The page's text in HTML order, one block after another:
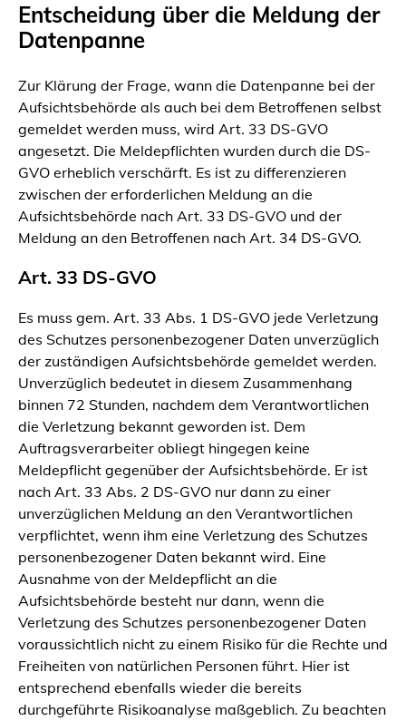
Entscheidung über die Meldung der
Datenpanne
Zur Klärung der Frage, wann die Datenpanne bei der
Aufsichtsbehörde als auch bei dem Betroffenen selbst
gemeldet werden muss, wird Art. 33 DS-GVO
angesetzt. Die Meldepflichten wurden durch die DS-
GVO erheblich verschärft. Es ist zu differenzieren
zwischen der erforderlichen Meldung an die
Aufsichtsbehörde nach Art. 33 DS-GVO und der
Meldung an den Betroffenen nach Art. 34 DS-GVO.
Art. 33 DS-GVO
Es muss gem. Art. 33 Abs. 1 DS-GVO jede Verletzung
des Schutzes personenbezogener Daten unverzüglich
der zuständigen Aufsichtsbehörde gemeldet werden.
Unverzüglich bedeutet in diesem Zusammenhang
binnen 72 Stunden, nachdem dem Verantwortlichen
die Verletzung bekannt geworden ist. Dem
Auftragsverarbeiter obliegt hingegen keine
Meldepflicht gegenüber der Aufsichtsbehörde. Er ist
nach Art. 33 Abs. 2 DS-GVO nur dann zu einer
unverzüglichen Meldung an den Verantwortlichen
verpflichtet, wenn ihm eine Verletzung des Schutzes
personenbezogener Daten bekannt wird. Eine
Ausnahme von der Meldepflicht an die
Aufsichtsbehörde besteht nur dann, wenn die
Verletzung des Schutzes personenbezogener Daten
voraussichtlich nicht zu einem Risiko für die Rechte und
Freiheiten von natürlichen Personen führt. Hier ist
entsprechend ebenfalls wieder die bereits
durchgeführte Risikoanalyse maßgeblich. Zu beachten